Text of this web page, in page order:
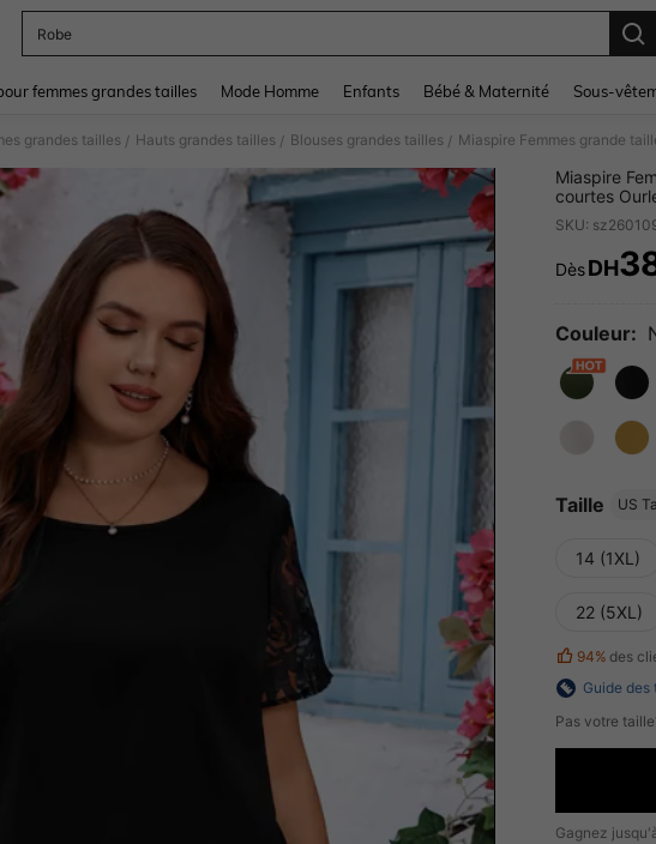
Robe
femmes grandes tailles Mode Homme Enfants Bébé & Maternité Sous-
grandes tailles / Hauts grandes tailles / Blouses grandes tailles /
Miaspire
courtes
pour
femmes
Mousseline
DèsDH
Couleur:
Taille US
14 (1XL)
22 (5XL)
94% des
Guide des
Pas votre
Gagnez